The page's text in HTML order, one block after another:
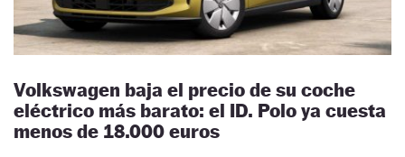
Volkswagen baja el precio de su coche
eléctrico más barato: el ID. Polo ya cuesta
menos de 18.000 euros